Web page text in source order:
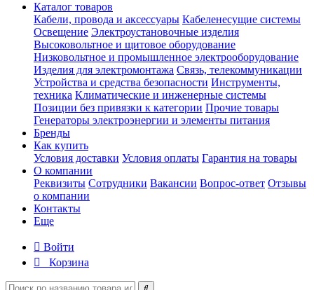
Каталог товаров
Кабели, провода и аксессуары Кабеленесущие системы
Освещение Электроустановочные изделия
Высоковольтное и щитовое оборудование
Низковольтное и промышленное электрооборудование
Изделия для электромонтажа Связь, телекоммуникации
Устройства и средства безопасности Инструменты,
техника Климатические и инженерные системы
Позиции без привязки к категории Прочие товары
Генераторы электроэнергии и элементы питания
Бренды
Как купить
Условия доставки Условия оплаты Гарантия на товары
О компании
Реквизиты Сотрудники Вакансии Вопрос-ответ Отзывы
о компании
Контакты
Еще
Войти
Корзина